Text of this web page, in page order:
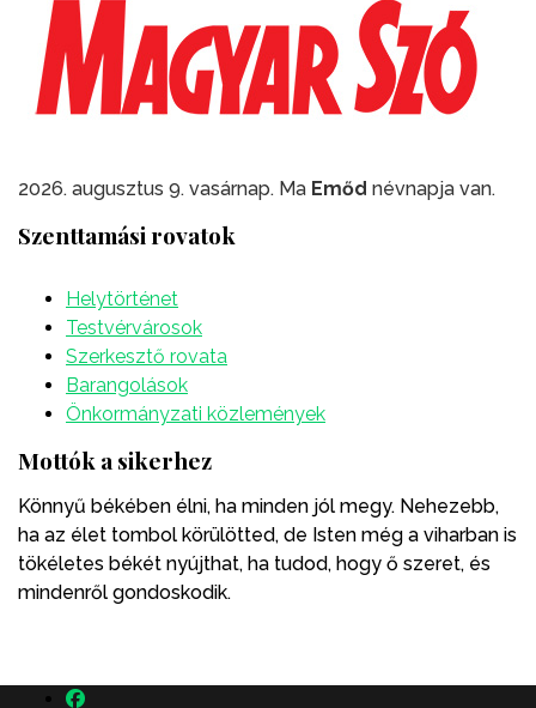
2026. augusztus 9. vasárnap. Ma Emőd névnapja van.
Szenttamási rovatok
Helytörténet
Testvérvárosok
Szerkesztő rovata
Barangolások
Önkormányzati közlemények
Mottók a sikerhez
Könnyű békében élni, ha minden jól megy. Nehezebb,
ha az élet tombol körülötted, de Isten még a viharban is
tökéletes békét nyújthat, ha tudod, hogy ő szeret, és
mindenről gondoskodik.